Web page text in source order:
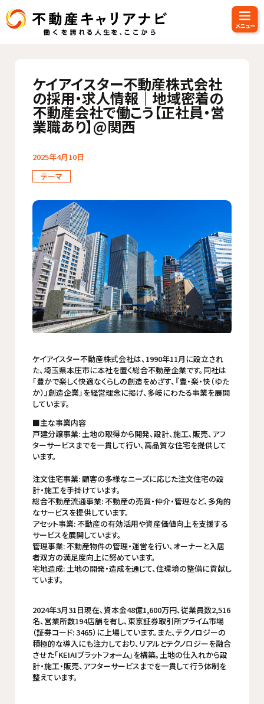
ケイアイスター不動産株式会社
の採用・求人情報｜地域密着の
不動産会社で働こう【正社員・営
業職あり】@関西
2025年4月10日
テーマ
​ケイアイスター不動産株式会社は、1990年11月に設立され
た、埼玉県本庄市に本社を置く総合不動産企業です。​同社は
「豊かで楽しく快適なくらしの創造をめざす、『豊・楽・快（ゆた
か）』創造企業」を経営理念に掲げ、多岐にわたる事業を展開
しています。 ​
■主な事業内容 ​
戸建分譲事業: 土地の取得から開発、設計、施工、販売、アフ
ターサービスまでを一貫して行い、高品質な住宅を提供して
います。 ​
注文住宅事業: 顧客の多様なニーズに応じた注文住宅の設
計・施工を手掛けています。 ​ ​
総合不動産流通事業: 不動産の売買・仲介・管理など、多角的
なサービスを提供しています。 ​ ​
アセット事業: 不動産の有効活用や資産価値向上を支援する
サービスを展開しています。 ​ ​
管理事業: 不動産物件の管理・運営を行い、オーナーと入居
者双方の満足度向上に努めています。 ​ ​
宅地造成: 土地の開発・造成を通じて、住環境の整備に貢献し
ています。 ​ ​
2024年3月31日現在、資本金48億1,600万円、従業員数2,516
名、営業所数194店舗を有し、東京証券取引所プライム市場
（証券コード: 3465）に上場しています。また、テクノロジーの
積極的な導入にも注力しており、リアルとテクノロジーを融合
させた「KEIAIプラットフォーム」を構築。​土地の仕入れから設
計・施工・販売、アフターサービスまでを一貫して行う体制を
整えています。